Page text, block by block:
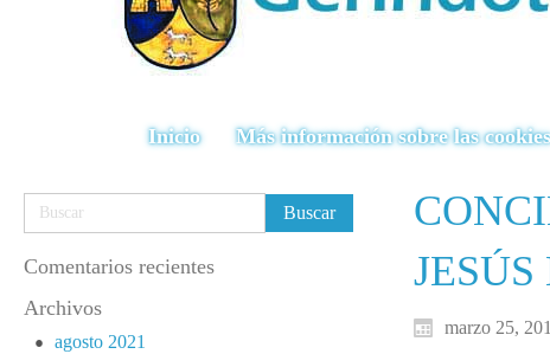
Inicio Más información sobre las cookies
Comentarios recientes
Archivos
agosto 2021
marzo 25,